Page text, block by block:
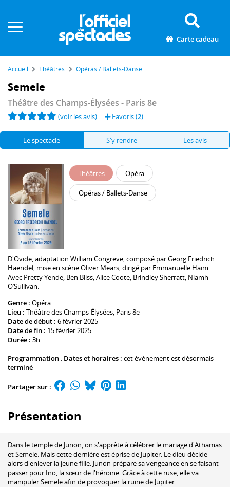
Carte cadeau
Accueil Théâtres Opéras / Ballets-Danse
Semele
Théâtre des Champs-Élysées - Paris 8e
(voir les avis) Favoris (2)
Le spectacle S'y rendre Les avis
Théâtres Opéra
Opéras / Ballets-Danse
D'Ovide , adaptation William Congreve , composé parGeorg Friedrich
Haendel , mise en scèneOliver Mears , dirigé par Emmanuelle Haïm
Avec Pretty Yende Ben Bliss Alice Coote Brindley Sherratt , Niamh
O’Sullivan.
Genre : Opéra
Lieu : Théâtre des Champs-Élysées, Paris 8e
Date de début : 6 février 2025
Date de fin : 15 février 2025
Durée : 3h
Programmation : Dates et horaires : cet évènement est désormais
terminé
Partager sur :
Présentation
Dans le temple de Junon, on s'apprête à célébrer le mariage d'Athamas
et Semele. Mais cette dernière est éprise de Jupiter. Le dieu décide
alors d'enlever la jeune fille. Junon prépare sa vengeance en se faisant
passer pour Ino, la sœur de l'héroïne. Grâce à cette ruse, elle va
manipuler Semele afin de provoquer la ruine de Jupiter.